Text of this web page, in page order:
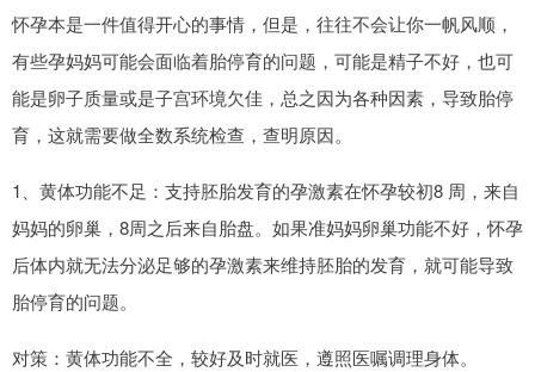
怀孕本是一件值得开心的事情，但是，往往不会让你一帆风顺，
有些孕妈妈可能会面临着胎停育的问题，可能是精子不好，也可
能是卵子质量或是子宫环境欠佳，总之因为各种因素，导致胎停
育，这就需要做全数系统检查，查明原因。
1、黄体功能不足：支持胚胎发育的孕激素在怀孕较初8 周，来自
妈妈的卵巢，8周之后来自胎盘。如果准妈妈卵巢功能不好，怀孕
后体内就无法分泌足够的孕激素来维持胚胎的发育，就可能导致
胎停育的问题。
对策：黄体功能不全，较好及时就医，遵照医嘱调理身体。